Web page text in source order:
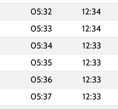
05:32
12:34
05:33
12:34
05:34
12:33
05:35
12:33
05:36
12:33
05:37
12:33